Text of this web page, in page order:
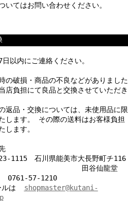
いてはお問い合わせください。
以内にご連絡ください。
の破損・商品の不良などがありました
店負担にて良品と交換させていただき
返品・交換については、未使用品に限
します。 その際の送料はお客様負担
します。
1115 石川県能美市大長野町チ116
田谷仙龍堂
0761-57-1210
ルは
shopmaster@kutani-